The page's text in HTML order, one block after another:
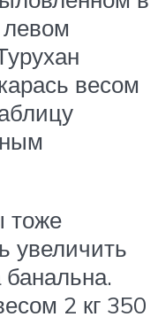
весом
тоже
увеличить
2 кг 350